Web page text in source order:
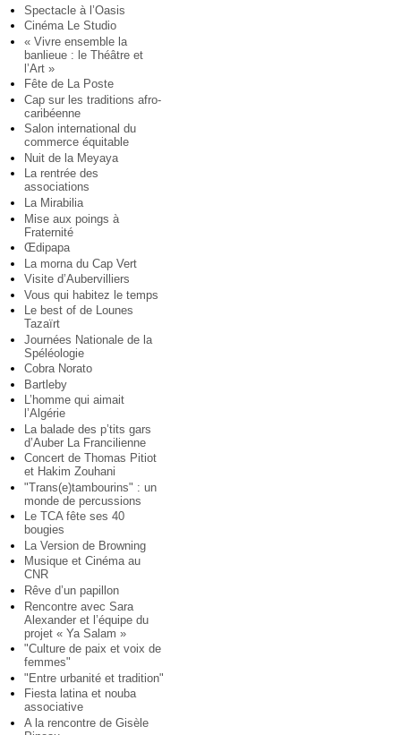
Spectacle à l’Oasis
Cinéma Le Studio
« Vivre ensemble la
banlieue : le Théâtre et
l’Art »
Fête de La Poste
Cap sur les traditions afro-
caribéenne
Salon international du
commerce équitable
Nuit de la Meyaya
La rentrée des
associations
La Mirabilia
Mise aux poings à
Fraternité
Œdipapa
La morna du Cap Vert
Visite d’Aubervilliers
Vous qui habitez le temps
Le best of de Lounes
Tazaïrt
Journées Nationale de la
Spéléologie
Cobra Norato
Bartleby
L’homme qui aimait
l’Algérie
La balade des p’tits gars
d’Auber La Francilienne
Concert de Thomas Pitiot
et Hakim Zouhani
"Trans(e)tambourins" : un
monde de percussions
Le TCA fête ses 40
bougies
La Version de Browning
Musique et Cinéma au
CNR
Rêve d’un papillon
Rencontre avec Sara
Alexander et l’équipe du
projet « Ya Salam »
"Culture de paix et voix de
femmes"
"Entre urbanité et tradition"
Fiesta latina et nouba
associative
A la rencontre de Gisèle